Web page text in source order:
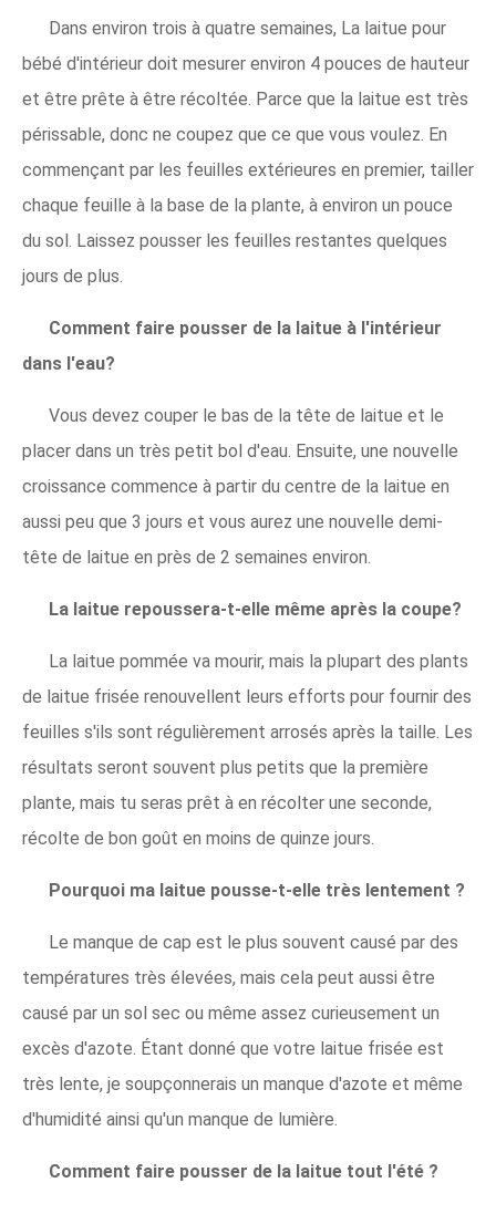
Dans environ trois à quatre semaines, La laitue pour
bébé d'intérieur doit mesurer environ 4 pouces de hauteur
et être prête à être récoltée. Parce que la laitue est très
périssable, donc ne coupez que ce que vous voulez. En
commençant par les feuilles extérieures en premier, tailler
chaque feuille à la base de la plante, à environ un pouce
du sol. Laissez pousser les feuilles restantes quelques
jours de plus.
Comment faire pousser de la laitue à l'intérieur
dans l'eau?
Vous devez couper le bas de la tête de laitue et le
placer dans un très petit bol d'eau. Ensuite, une nouvelle
croissance commence à partir du centre de la laitue en
aussi peu que 3 jours et vous aurez une nouvelle demi-
tête de laitue en près de 2 semaines environ.
La laitue repoussera-t-elle même après la coupe?
La laitue pommée va mourir, mais la plupart des plants
de laitue frisée renouvellent leurs efforts pour fournir des
feuilles s'ils sont régulièrement arrosés après la taille. Les
résultats seront souvent plus petits que la première
plante, mais tu seras prêt à en récolter une seconde,
récolte de bon goût en moins de quinze jours.
Pourquoi ma laitue pousse-t-elle très lentement ?
Le manque de cap est le plus souvent causé par des
températures très élevées, mais cela peut aussi être
causé par un sol sec ou même assez curieusement un
excès d'azote. Étant donné que votre laitue frisée est
très lente, je soupçonnerais un manque d'azote et même
d'humidité ainsi qu'un manque de lumière.
Comment faire pousser de la laitue tout l'été ?